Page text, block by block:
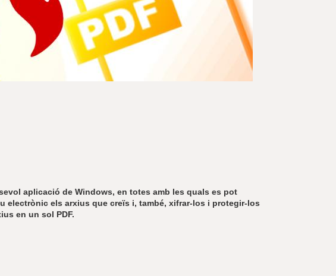
aplicació de Windows, en totes amb les quals es pot
electrònic els arxius que creïs i, també, xifrar-los i protegir-los
en un sol PDF.